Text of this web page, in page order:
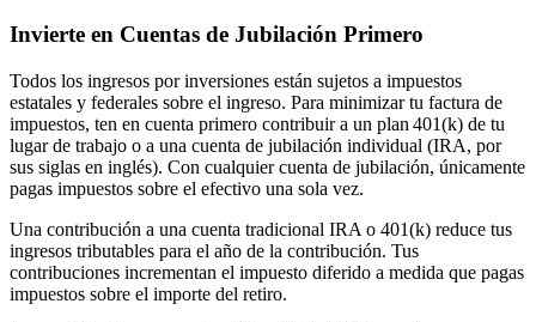
Invierte en Cuentas de Jubilación Primero
Todos los ingresos por inversiones están sujetos a impuestos
estatales y federales sobre el ingreso. Para minimizar tu factura de
impuestos, ten en cuenta primero contribuir a un plan 401(k) de tu
lugar de trabajo o a una cuenta de jubilación individual (IRA, por
sus siglas en inglés). Con cualquier cuenta de jubilación, únicamente
pagas impuestos sobre el efectivo una sola vez.
Una contribución a una cuenta tradicional IRA o 401(k) reduce tus
ingresos tributables para el año de la contribución. Tus
contribuciones incrementan el impuesto diferido a medida que pagas
impuestos sobre el importe del retiro.